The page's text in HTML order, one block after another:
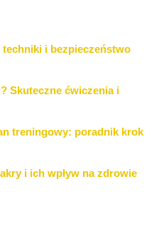
i bezpieczeństwo
Skuteczne ćwiczenia i
treningowy: poradnik krok
i ich wpływ na zdrowie